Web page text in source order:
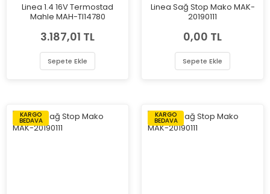
Linea 1.4 16V Termostad
Mahle MAH-TI14780
3.187,01 TL
Sepete Ekle
Linea Sağ Stop Mako MAK-
20190111
0,00 TL
Sepete Ekle
KARGO
BEDAVA
KARGO
BEDAVA